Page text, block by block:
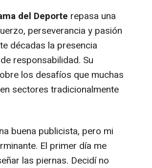
del Deporte repasa una
perseverancia y pasión
décadas la presencia
responsabilidad. Su
los desafíos que muchas
sectores tradicionalmente
buena publicista, pero mi
El primer día me
las piernas. Decidí no